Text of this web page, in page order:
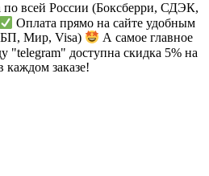
по всей России (Боксберри, СДЭК,
Оплата прямо на сайте удобным
Мир, Visa)
А самое главное
"telegram" доступна скидка 5% на
каждом заказе!